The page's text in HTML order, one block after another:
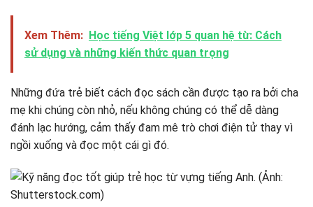
Xem Thêm: Học tiếng Việt lớp 5 quan hệ từ: Cách
sử dụng và những kiến thức quan trọng
Những đứa trẻ biết cách đọc sách cần được tạo ra bởi cha
mẹ khi chúng còn nhỏ, nếu không chúng có thể dễ dàng
đánh lạc hướng, cảm thấy đam mê trò chơi điện tử thay vì
ngồi xuống và đọc một cái gì đó.